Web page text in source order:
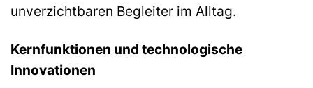
unverzichtbaren Begleiter im Alltag.
Kernfunktionen und technologische
Innovationen